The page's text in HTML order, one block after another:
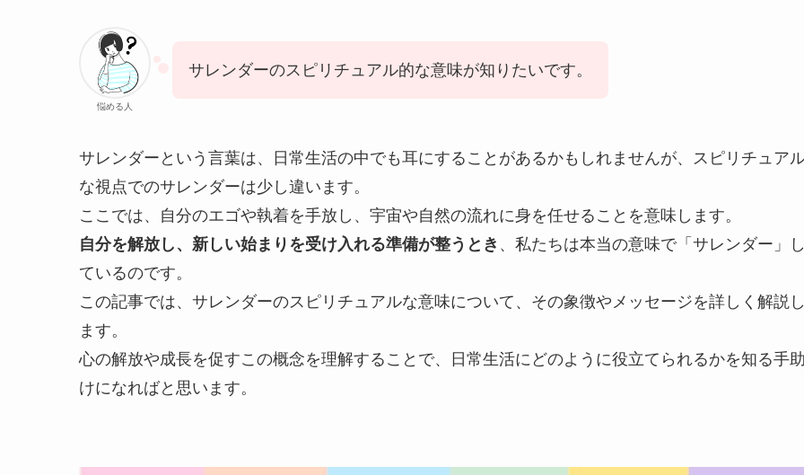
悩める人
サレンダーのスピリチュアル的な意味が知りたいです。
サレンダーという言葉は、日常生活の中でも耳にすることがあるかもしれませんが、スピリチュア
な視点でのサレンダーは少し違います。
ここでは、自分のエゴや執着を手放し、宇宙や自然の流れに身を任せることを意味します。
自分を解放し、新しい始まりを受け入れる準備が整うとき 、私たちは本当の意味で「サレンダー」
ているのです。
この記事では、サレンダーのスピリチュアルな意味について、その象徴やメッセージを詳しく解説
ます。
心の解放や成長を促すこの概念を理解することで、日常生活にどのように役立てられるかを知る手
けになればと思います。